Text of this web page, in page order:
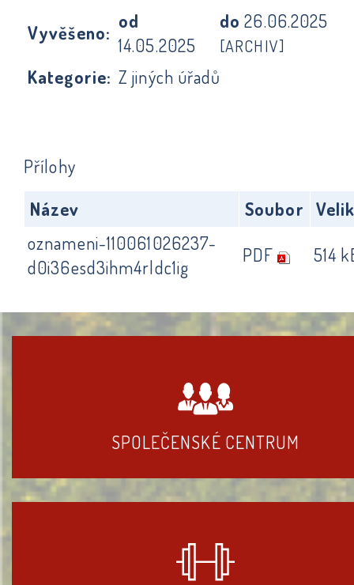
Vyvěšeno:
od
14.05.2025
do26.06.2025
[ARCHIV]
Kategorie: Z jiných úřadů
Přílohy
Název
Soubor
oznameni-110061026237-
d0i36esd3ihm4rldc1ig
PDF 514
SPOLEČENSKÉ CENTRUM